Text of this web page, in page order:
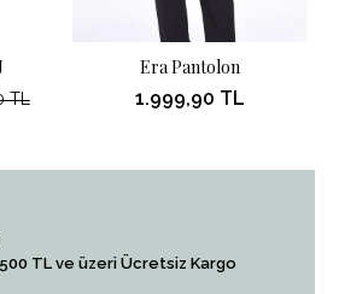
TL
Era Pantolon
1.999,90 TL
TL ve üzeri Ücretsiz Kargo